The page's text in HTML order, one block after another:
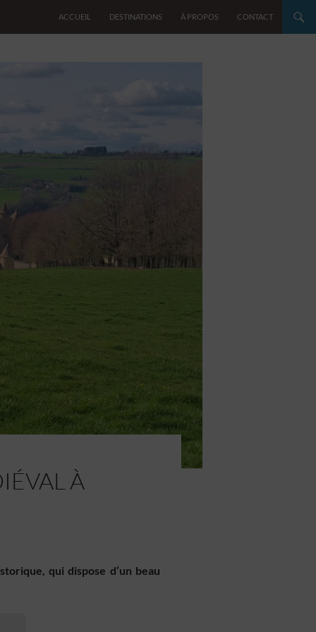
ACCUEIL DESTINATIONS À PROPOS CONTACT
À
qui dispose d’un beau